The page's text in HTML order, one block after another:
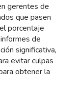
gerentes de
que pasen
porcentaje
de
significativa,
evitar culpas
obtener la